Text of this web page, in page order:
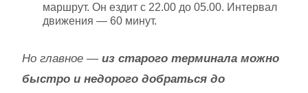
маршрут. Он ездит с 22.00 до 05.00. Интервал
движения — 60 минут.
Но главное — из старого терминала можно
быстро и недорого добраться до